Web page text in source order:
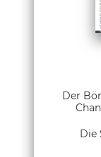
Der
Die